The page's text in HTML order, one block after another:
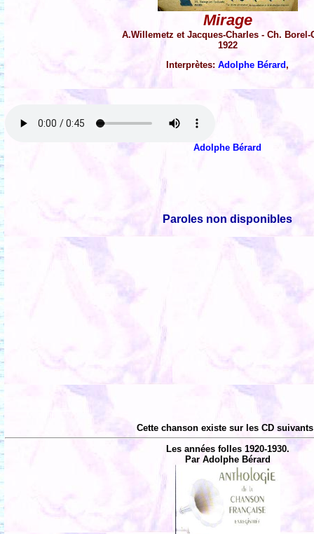
Mirage
A.Willemetz et Jacques-Charles - Ch. Borel-
1922
Interprètes:Adolphe Bérard,
Adolphe Bérard
Paroles non disponibles
Cette chanson existe sur les CD
Les années folles 1920-1930.
Par Adolphe Bérard